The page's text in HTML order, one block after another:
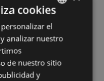
BASQUE
SPANISH
cookies
el
analizar nuestro
de nuestro sitio
y